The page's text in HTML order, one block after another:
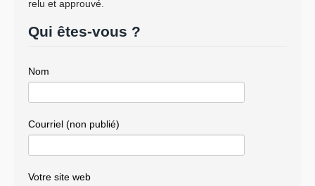
relu et approuvé.
Qui êtes-vous ?
Nom
Courriel (non publié)
Votre site web